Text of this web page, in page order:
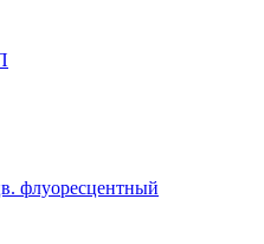
флуоресцентный